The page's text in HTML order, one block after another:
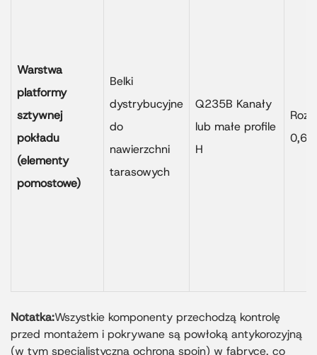
Warstwa
platformy
sztywnej
pokładu
(elementy
pomostowe)
Belki
dystrybucyjne
do
nawierzchni
tarasowych
Q235B Kanały
lub małe profile
H
0,6-
Notatka:Wszystkie komponenty przechodzą kontrolę
przed montażem i pokrywane są powłoką antykorozyjną
(w tym specjalistyczną ochroną spoin) w fabryce, co